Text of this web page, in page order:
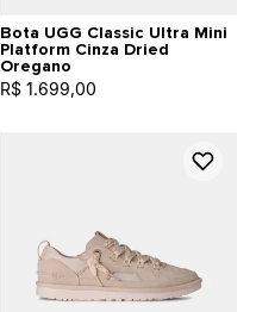
Bota UGG Classic Ultra Mini
Platform Cinza Dried
Oregano
R$ 1.699,00